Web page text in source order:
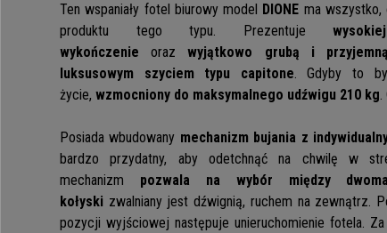
Ten wspaniały fotel biurowy model DIONE ma
produktu tego typu. Prezentuje
wykończenie orazwyjątkowo grubą i
luksusowym szyciem typu capitone. Gdyby to
życie, wzmocniony do maksymalnego udźwigu 210 kg.
Posiada wbudowany mechanizm bujania z
bardzo przydatny, aby odetchnąć na chwilę w
mechanizm pozwala na wybór między
kołyski zwalniany jest dźwignią, ruchem na zewnątrz.
pozycji wyjściowej następuje unieruchomienie fotela.